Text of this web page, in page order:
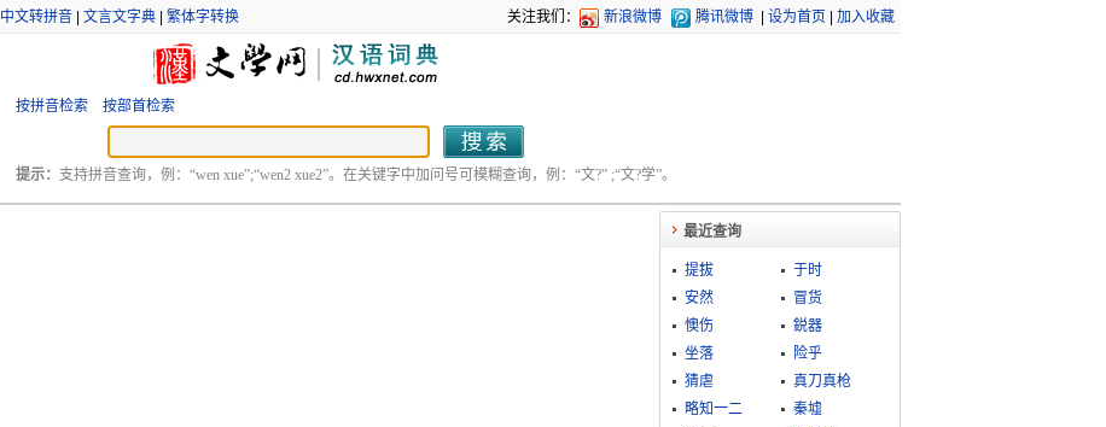
中文转拼音| 文言文字典| 繁体字转换 关注我们： 新浪微博 腾讯微博 设为首页 加入收藏
按拼音检索 按部首检索
提示： 支持拼音查询，例：“wen xue”;“wen2 xue2”。在关键字中加问号可模糊查询，例：“文?” ;“文?学”。
最近查询
提拔
于时
安然
冒货
懊伤
鋭器
坐落
险乎
猜虐
真刀真枪
略知一二
秦墟